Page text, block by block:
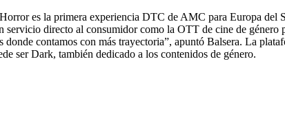
es la primera experiencia DTC de AMC para Europa del
servicio directo al consumidor como la OTT de cine de género
contamos con más trayectoria”, apuntó Balsera. La
ser Dark, también dedicado a los contenidos de género.